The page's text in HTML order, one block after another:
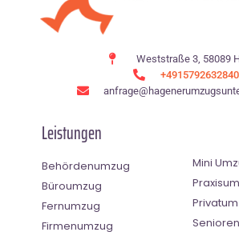
Weststraße 3, 58089
+4915792632840
Leistungen
Behördenumzug
Büroumzug
Fernumzug
Firmenumzug
Mini